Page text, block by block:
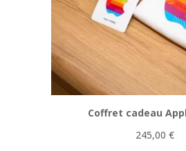
Coffret cadeau
245,00 €